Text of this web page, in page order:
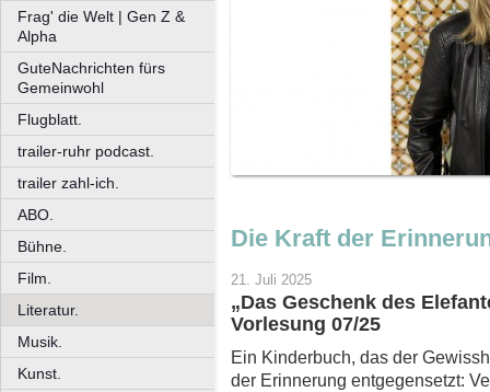
Frag' die Welt | Gen Z &
Alpha
GuteNachrichten fürs
Gemeinwohl
Flugblatt.
trailer-ruhr podcast.
trailer zahl-ich.
ABO.
Bühne.
Film.
Literatur.
Musik.
Kunst.
Die Kraft der
21. Juli 2025
„Das Geschenk des
Vorlesung 07/25
Ein Kinderbuch, das der
der Erinnerung entgegensetzt: